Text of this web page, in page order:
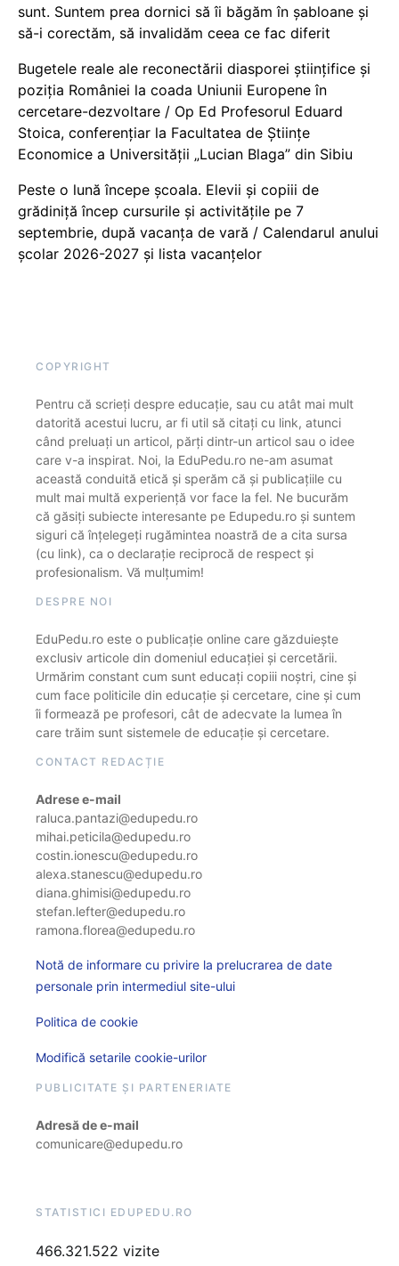
sunt. Suntem prea dornici să îi băgăm în șabloane și
să-i corectăm, să invalidăm ceea ce fac diferit
Bugetele reale ale reconectării diasporei științifice și
poziția României la coada Uniunii Europene în
cercetare-dezvoltare / Op Ed Profesorul Eduard
Stoica, conferențiar la Facultatea de Științe
Economice a Universității „Lucian Blaga” din Sibiu
Peste o lună începe școala. Elevii și copiii de
grădiniță încep cursurile și activitățile pe 7
septembrie, după vacanța de vară / Calendarul anului
școlar 2026-2027 și lista vacanțelor
COPYRIGHT
Pentru că scrieți despre educație, sau cu atât mai mult
datorită acestui lucru, ar fi util să citați cu link, atunci
când preluați un articol, părți dintr-un articol sau o idee
care v-a inspirat. Noi, la EduPedu.ro ne-am asumat
această conduită etică și sperăm că și publicațiile cu
mult mai multă experiență vor face la fel. Ne bucurăm
că găsiți subiecte interesante pe Edupedu.ro și suntem
siguri că înțelegeți rugămintea noastră de a cita sursa
(cu link), ca o declarație reciprocă de respect și
profesionalism. Vă mulțumim!
DESPRE NOI
EduPedu.ro este o publicație online care găzduiește
exclusiv articole din domeniul educației și cercetării.
Urmărim constant cum sunt educați copiii noștri, cine și
cum face politicile din educație și cercetare, cine și cum
îi formează pe profesori, cât de adecvate la lumea în
care trăim sunt sistemele de educație și cercetare.
CONTACT REDACȚIE
Adrese e-mail
raluca.pantazi@edupedu.ro
mihai.peticila@edupedu.ro
costin.ionescu@edupedu.ro
alexa.stanescu@edupedu.ro
diana.ghimisi@edupedu.ro
stefan.lefter@edupedu.ro
ramona.florea@edupedu.ro
Notă de informare cu privire la prelucrarea de date
personale prin intermediul site-ului
Politica de cookie
Modifică setarile cookie-urilor
PUBLICITATE ȘI PARTENERIATE
Adresă de e-mail
comunicare@edupedu.ro
STATISTICI EDUPEDU.RO
466.321.522 vizite